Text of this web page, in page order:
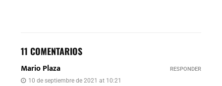
11 COMENTARIOS
Mario Plaza
10 de septiembre de 2021 at 10:21
RESPONDER